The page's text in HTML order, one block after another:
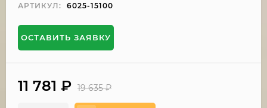
АРТИКУЛ: 6025-15100
ОСТАВИТЬ ЗАЯВКУ
11 781 ₽ 19 635₽